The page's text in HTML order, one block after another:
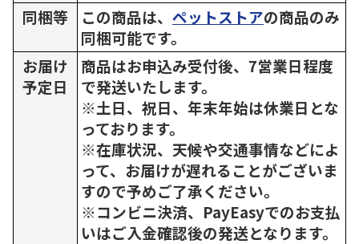
同梱等
この商品は、 ペットストアの商品のみ
同梱可能です。
お届け
予定日
商品はお申込み受付後、7営業日程度
で発送いたします。
※土日、祝日、年末年始は休業日とな
っております。
※在庫状況、天候や交通事情などによ
って、お届けが遅れることがございま
すので予めご了承ください。
※コンビニ決済、PayEasyでのお支払
いはご入金確認後の発送となります。